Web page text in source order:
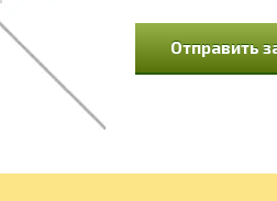
Отправить